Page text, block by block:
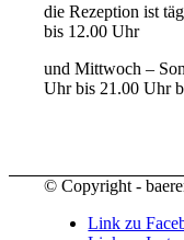
die
bis 12.00 Uhr
und
Uhr bis 21.00 Uhr
© Copyright -
Link zu